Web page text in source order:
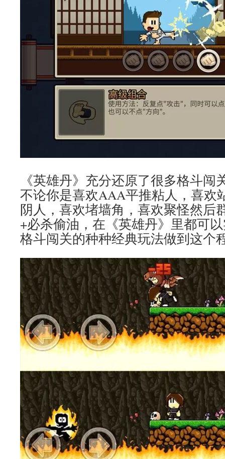
《英雄丹》充分还原了很多格斗闯
不论你是喜欢AAA平推粘人，喜欢
阴人，喜欢堵墙角，喜欢聚怪然后
+必杀偷油，在《英雄丹》里都可
格斗闯关的种种经典玩法做到这个